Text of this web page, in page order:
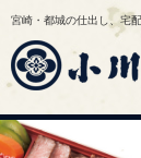
宮崎・都城の仕出し、宅